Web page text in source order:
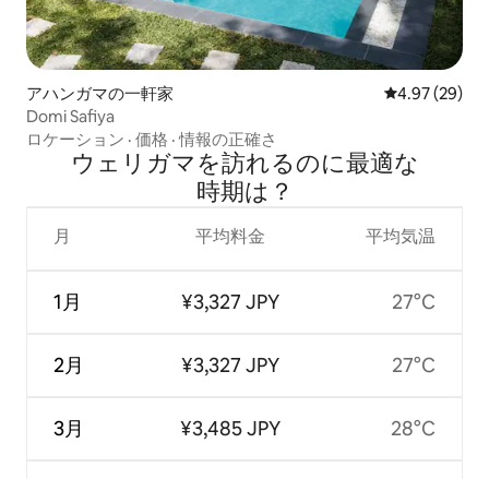
アハンガマの一軒家 レビュー29
4.97 (29)
Domi Safiya
ロケーション · 価格 ·情報の正確さ
ウェリガマを訪⁠れ⁠るの⁠に最⁠適⁠な
時⁠期⁠は⁠？
月
1月
2月
3月
平均料金
¥3,327 JPY
¥3,327 JPY
¥3,485 JPY
平均気温
27°C
27°C
28°C